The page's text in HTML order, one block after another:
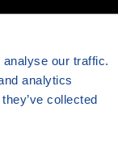
our traffic.
analytics
collected
společnosti